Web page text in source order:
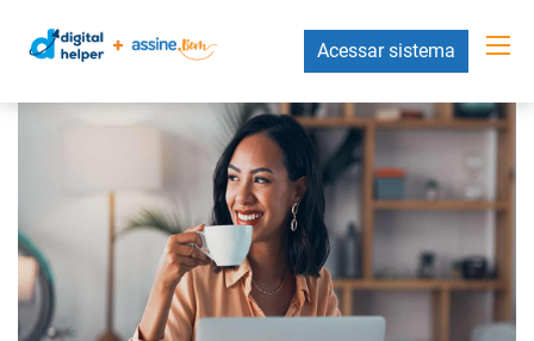
Acessar sistema